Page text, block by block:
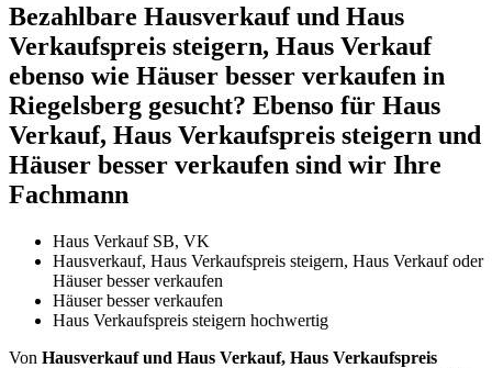
Bezahlbare Hausverkauf und Haus
Verkaufspreis steigern, Haus Verkauf
ebenso wie Häuser besser verkaufen in
Riegelsberg gesucht? Ebenso für Haus
Verkauf, Haus Verkaufspreis steigern und
Häuser besser verkaufen sind wir Ihre
Fachmann
Haus Verkauf SB, VK
Hausverkauf, Haus Verkaufspreis steigern, Haus Verkauf oder
Häuser besser verkaufen
Häuser besser verkaufen
Haus Verkaufspreis steigern hochwertig
Von Hausverkauf und Haus Verkauf, Haus Verkaufspreis